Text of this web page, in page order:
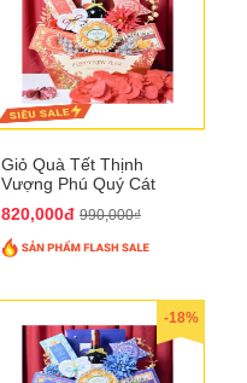
Giỏ Quà Tết Thịnh
Vượng Phú Quý Cát
820,000đ 990,000₫
-18%